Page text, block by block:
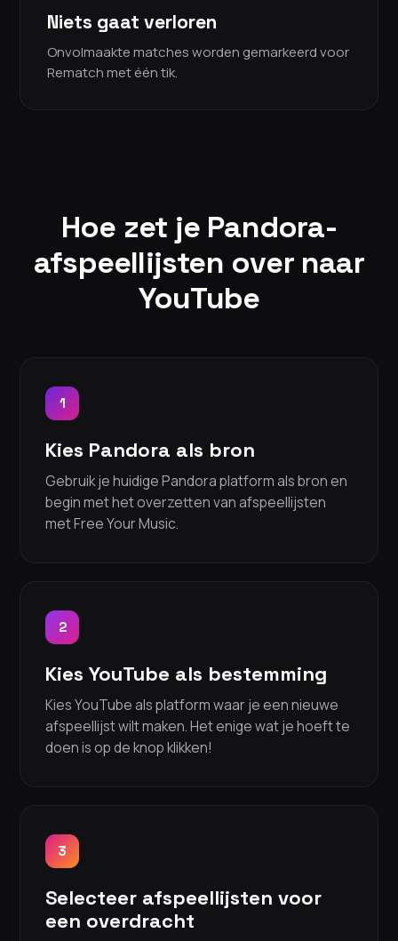
Niets gaat verloren
Onvolmaakte matches worden gemarkeerd voor
Rematch met één tik.
Hoe zet je Pandora-
afspeellijsten over naar
YouTube
1
Kies Pandora als bron
Gebruik je huidige Pandora platform als bron en
begin met het overzetten van afspeellijsten
met Free Your Music.
2
Kies YouTube als bestemming
Kies YouTube als platform waar je een nieuwe
afspeellijst wilt maken. Het enige wat je hoeft te
doen is op de knop klikken!
3
Selecteer afspeellijsten voor
een overdracht